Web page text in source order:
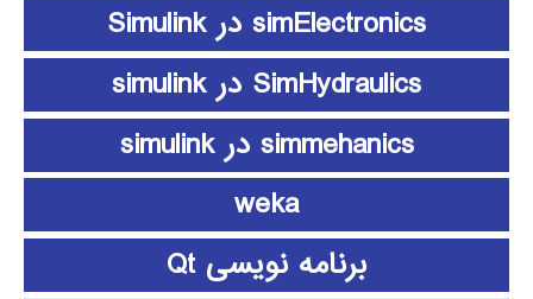
simElectronics در Simulink
SimHydraulics در simulink
simmehanics در simulink
weka
برنامه نویسی Qt